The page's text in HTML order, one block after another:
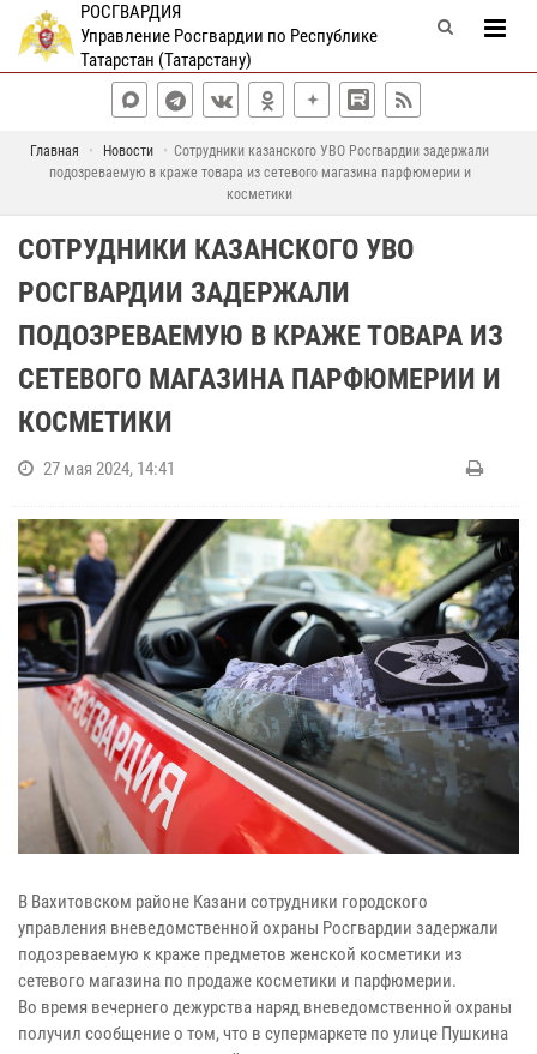
РОСГВАРДИЯ
Управление Росгвардии по Республике
Татарстан (Татарстану)
Главная Новости
Сотрудники казанского УВО Росгвардии задержали
подозреваемую в краже товара из сетевого магазина парфюмерии и
косметики
СОТРУДНИКИ КАЗАНСКОГО УВО
РОСГВАРДИИ ЗАДЕРЖАЛИ
ПОДОЗРЕВАЕМУЮ В КРАЖЕ ТОВАРА ИЗ
СЕТЕВОГО МАГАЗИНА ПАРФЮМЕРИИ И
КОСМЕТИКИ
27 мая 2024, 14:41
В Вахитовском районе Казани сотрудники городского
управления вневедомственной охраны Росгвардии задержали
подозреваемую к краже предметов женской косметики из
сетевого магазина по продаже косметики и парфюмерии.
Во время вечернего дежурства наряд вневедомственной охраны
получил сообщение о том, что в супермаркете по улице Пушкина